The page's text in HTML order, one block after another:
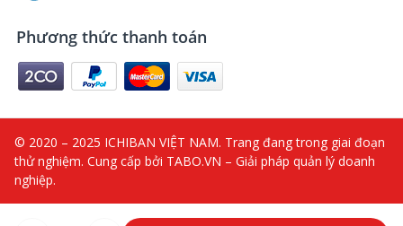
Phương thức thanh toán
© 2020 – 2025 ICHIBAN VIỆT NAM. Trang đang trong giai đoạn
thử nghiệm. Cung cấp bởi TABO.VN – Giải pháp quản lý doanh
nghiệp.